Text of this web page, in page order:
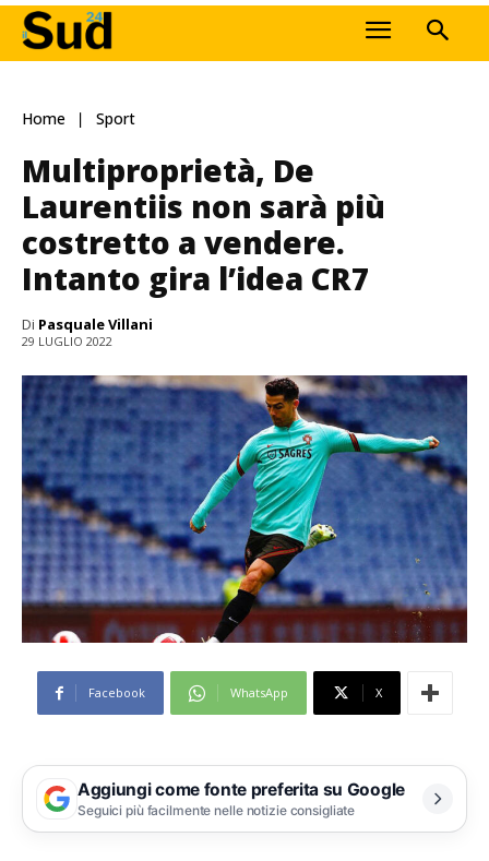
Home Sport
Multiproprietà, De
Laurentiis non sarà più
costretto a vendere.
Intanto gira l’idea CR7
Di Pasquale Villani
29 LUGLIO 2022
Facebook WhatsApp X
Aggiungi come fonte preferita su Google
Seguici più facilmente nelle notizie consigliate